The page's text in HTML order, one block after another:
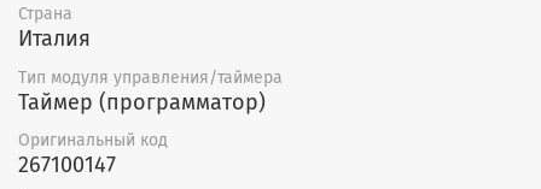
Страна
Италия
Тип модуля управления/таймера
Таймер (программатор)
Оригинальный код
267100147